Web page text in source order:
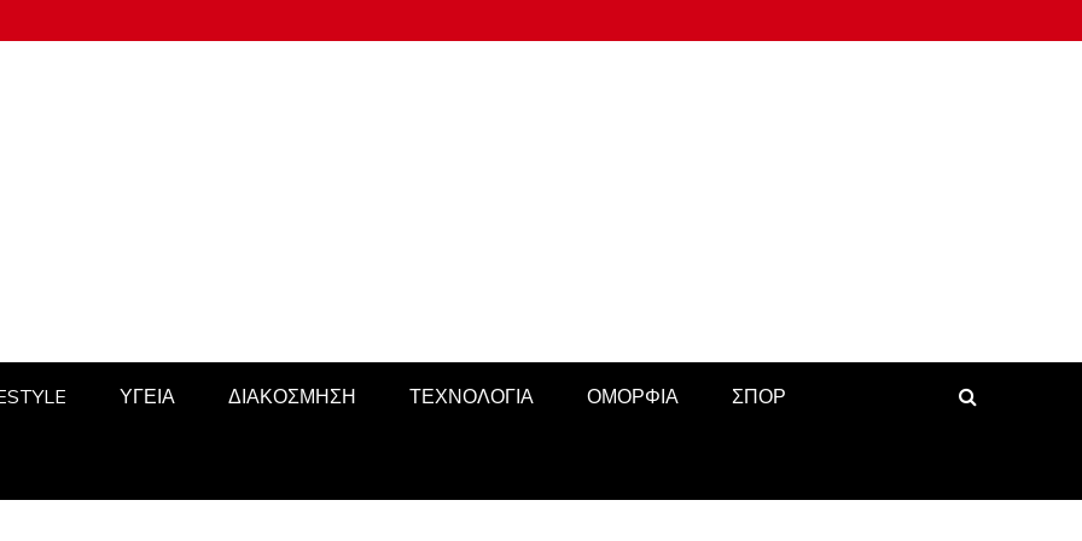
ΥΓΕΙΑ ΔΙΑΚΟΣΜΗΣΗ ΤΕΧΝΟΛΟΓΙΑ ΟΜΟΡΦΙΑ ΣΠΟΡ